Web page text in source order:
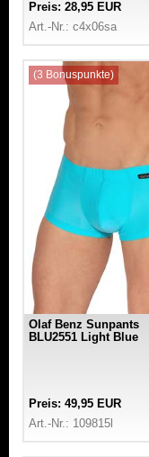
Preis: 28,95 EUR
Art.-Nr.: c4x06sa
(3 Bonuspunkte)
Olaf Benz Sunpants
BLU2551 Light Blue
Preis: 49,95 EUR
Art.-Nr.: 109815l